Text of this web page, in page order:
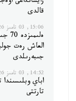
قالدى
15:06, 03 تامىز 2026
العاش رەت
جىبەرىلدى
14:52, 03 تامىز 2026
اباي
تارتتى